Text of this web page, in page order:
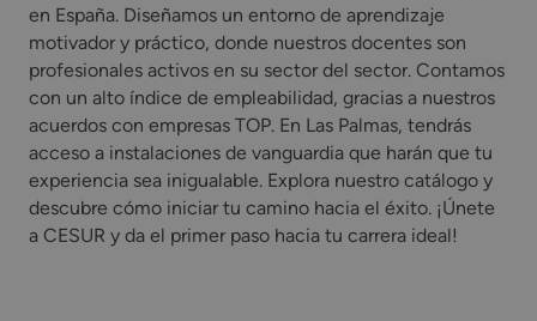
en España. Diseñamos un entorno de aprendizaje
motivador y práctico, donde nuestros docentes son
profesionales activos en su sector del sector. Contamos
con un alto índice de empleabilidad, gracias a nuestros
acuerdos con empresas TOP. En Las Palmas, tendrás
acceso a instalaciones de vanguardia que harán que tu
experiencia sea inigualable. Explora nuestro catálogo y
descubre cómo iniciar tu camino hacia el éxito. ¡Únete
a CESUR y da el primer paso hacia tu carrera ideal!